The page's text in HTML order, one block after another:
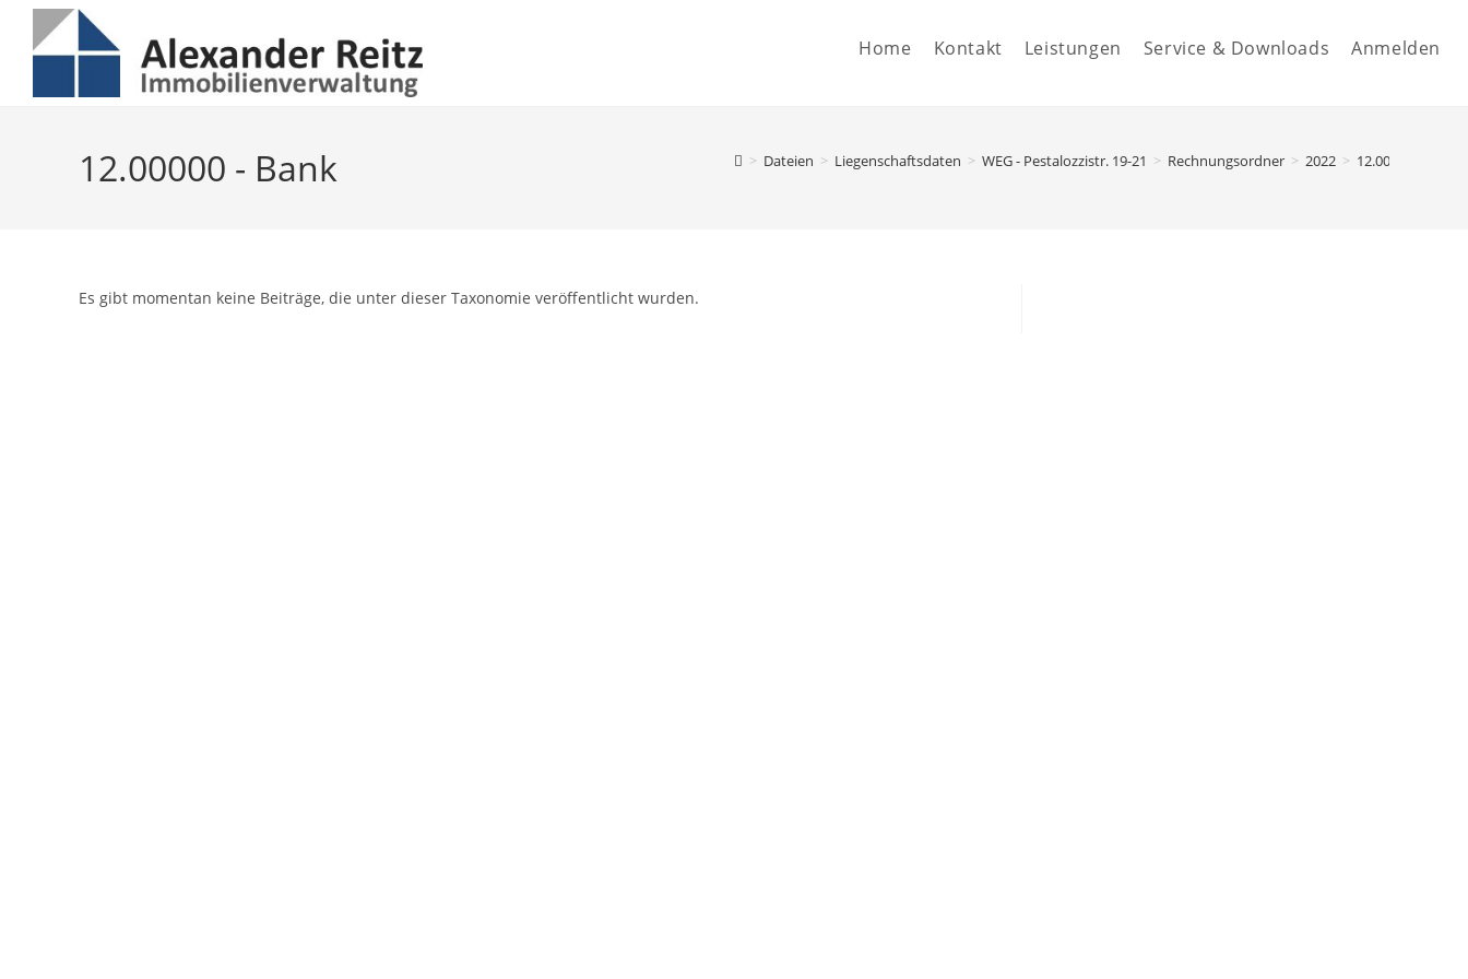
springen
Inhalt
Home Kontakt Leistungen Service & Downloads Anmelden
12.00000 - Bank > Dateien > Liegenschaftsdaten > WEG - Pestalozzistr. 19-21 > Rechnungsordner > 2022 > 12.00000 - Bank
Es gibt momentan keine Beiträge, die unter dieser Taxonomie veröffentlicht wurden.